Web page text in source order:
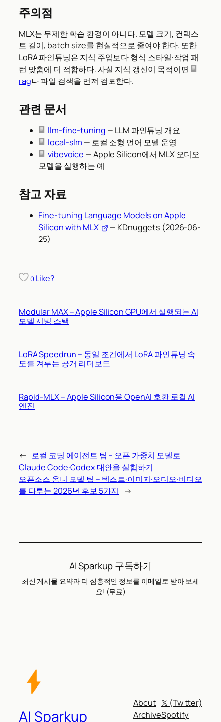
주의점
MLX는 무제한 학습 환경이 아니다. 모델 크기, 컨텍스
트 길이, batch size를 현실적으로 줄여야 한다. 또한
LoRA 파인튜닝은 지식 주입보다 형식·스타일·작업 패
턴 맞춤에 더 적합하다. 사실 지식 갱신이 목적이면
rag나 파일 검색을 먼저 검토한다.
관련 문서
llm-fine-tuning — LLM 파인튜닝 개요
local-slm — 로컬 소형 언어 모델 운영
vibevoice — Apple Silicon에서 MLX 오디오
모델을 실행하는 예
참고 자료
Fine-tuning Language Models on Apple
Silicon with MLX
— KDnuggets (2026-06-
25)
0 Like?
Modular MAX – Apple Silicon GPU에서 실행되는 AI
모델 서빙 스택
LoRA Speedrun – 동일 조건에서 LoRA 파인튜닝 속
도를 겨루는 공개 리더보드
Rapid-MLX – Apple Silicon용 OpenAI 호환 로컬 AI
엔진
← 로컬 코딩 에이전트 팁 – 오픈 가중치 모델로
Claude Code·Codex 대안을 실험하기
오픈소스 옴니 모델 팁 – 텍스트·이미지·오디오·비디오
를 다루는 2026년 후보 5가지
→
AI Sparkup 구독하기
최신 게시물 요약과 더 심층적인 정보를 이메일로 받아 보세
요! (무료)
AI Sparkup
About
Archive
𝕏 (Twitter)
Spotify